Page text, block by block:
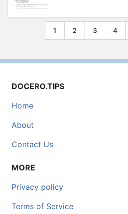
1 2 3 4
DOCERO.TIPS
Home
About
Contact Us
MORE
Privacy policy
Terms of Service